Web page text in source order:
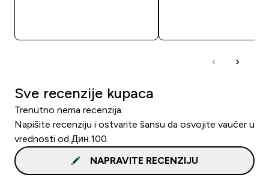
Sve recenzije kupaca
Trenutno nema recenzija.
Napišite recenziju i ostvarite šansu da osvojite vaučer u
vrednosti od Дин.100.
NAPRAVITE RECENZIJU